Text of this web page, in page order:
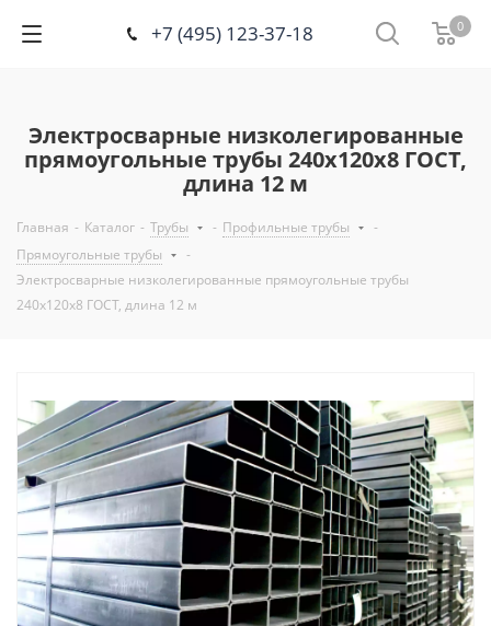
+7 (495) 123-37-18 0
Электросварные низколегированные
прямоугольные трубы 240х120х8 ГОСТ,
длина 12 м
Главная - Каталог - Трубы - Профильные трубы
-
Прямоугольные трубы
-
Электросварные низколегированные прямоугольные трубы
240х120х8 ГОСТ, длина 12 м